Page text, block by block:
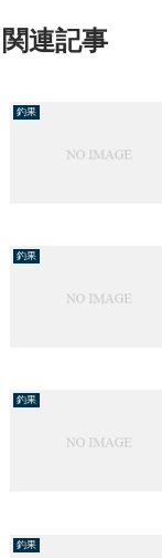
関連記事
釣果
釣果
釣果
釣果